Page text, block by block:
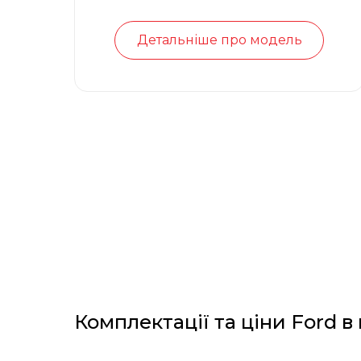
Детальніше про модель
Комплектації та ціни Ford в